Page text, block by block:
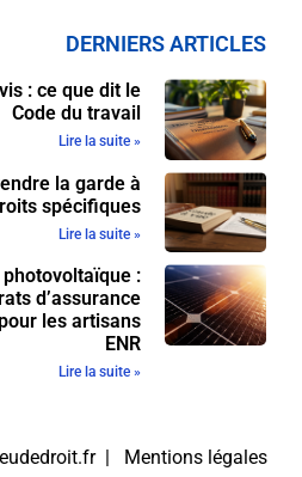
DERNIERS ARTICLES
: ce que dit le
Code du travail
Lire la suite »
la garde à
spécifiques
Lire la suite »
:
d’assurance
les artisans
ENR
Lire la suite »
|
Mentions légales